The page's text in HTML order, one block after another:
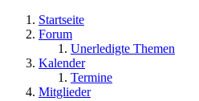
Startseite
Forum
Unerledigte Themen
Kalender
Termine
Mitglieder